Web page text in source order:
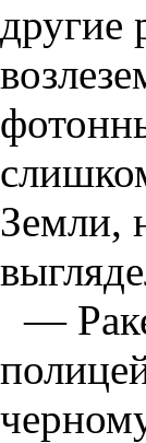
другие
Земли,
—